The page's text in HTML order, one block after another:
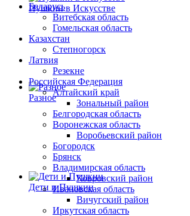
Пушкин в Искусстве
Разное
Дети и Пушкин
Беларусь
Витебская область
Гомельская область
Казахстан
Степногорск
Латвия
Резекне
Российская Федерация
Алтайский край
Зональный район
Белгородская область
Воронежская область
Воробьевский район
Богородск
Брянск
Владимирская область
Ковровский район
Ивановская область
Вичугский район
Иркутская область